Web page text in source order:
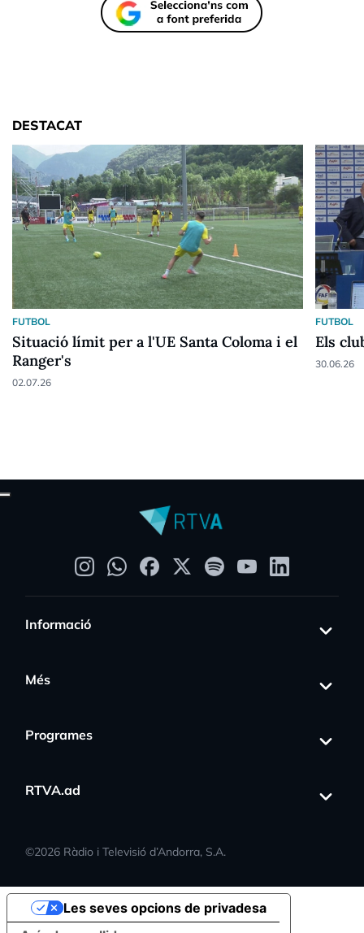
DESTACAT
FUTBOL
Situació límit per a l'UE Santa Coloma i el
Ranger's
02.07.26
FUTBOL
Els
30.06.26
Informació
Més
Programes
RTVA.ad
©2026 Ràdio i Televisió d’Andorra, S.A.
Les seves opcions de privadesa